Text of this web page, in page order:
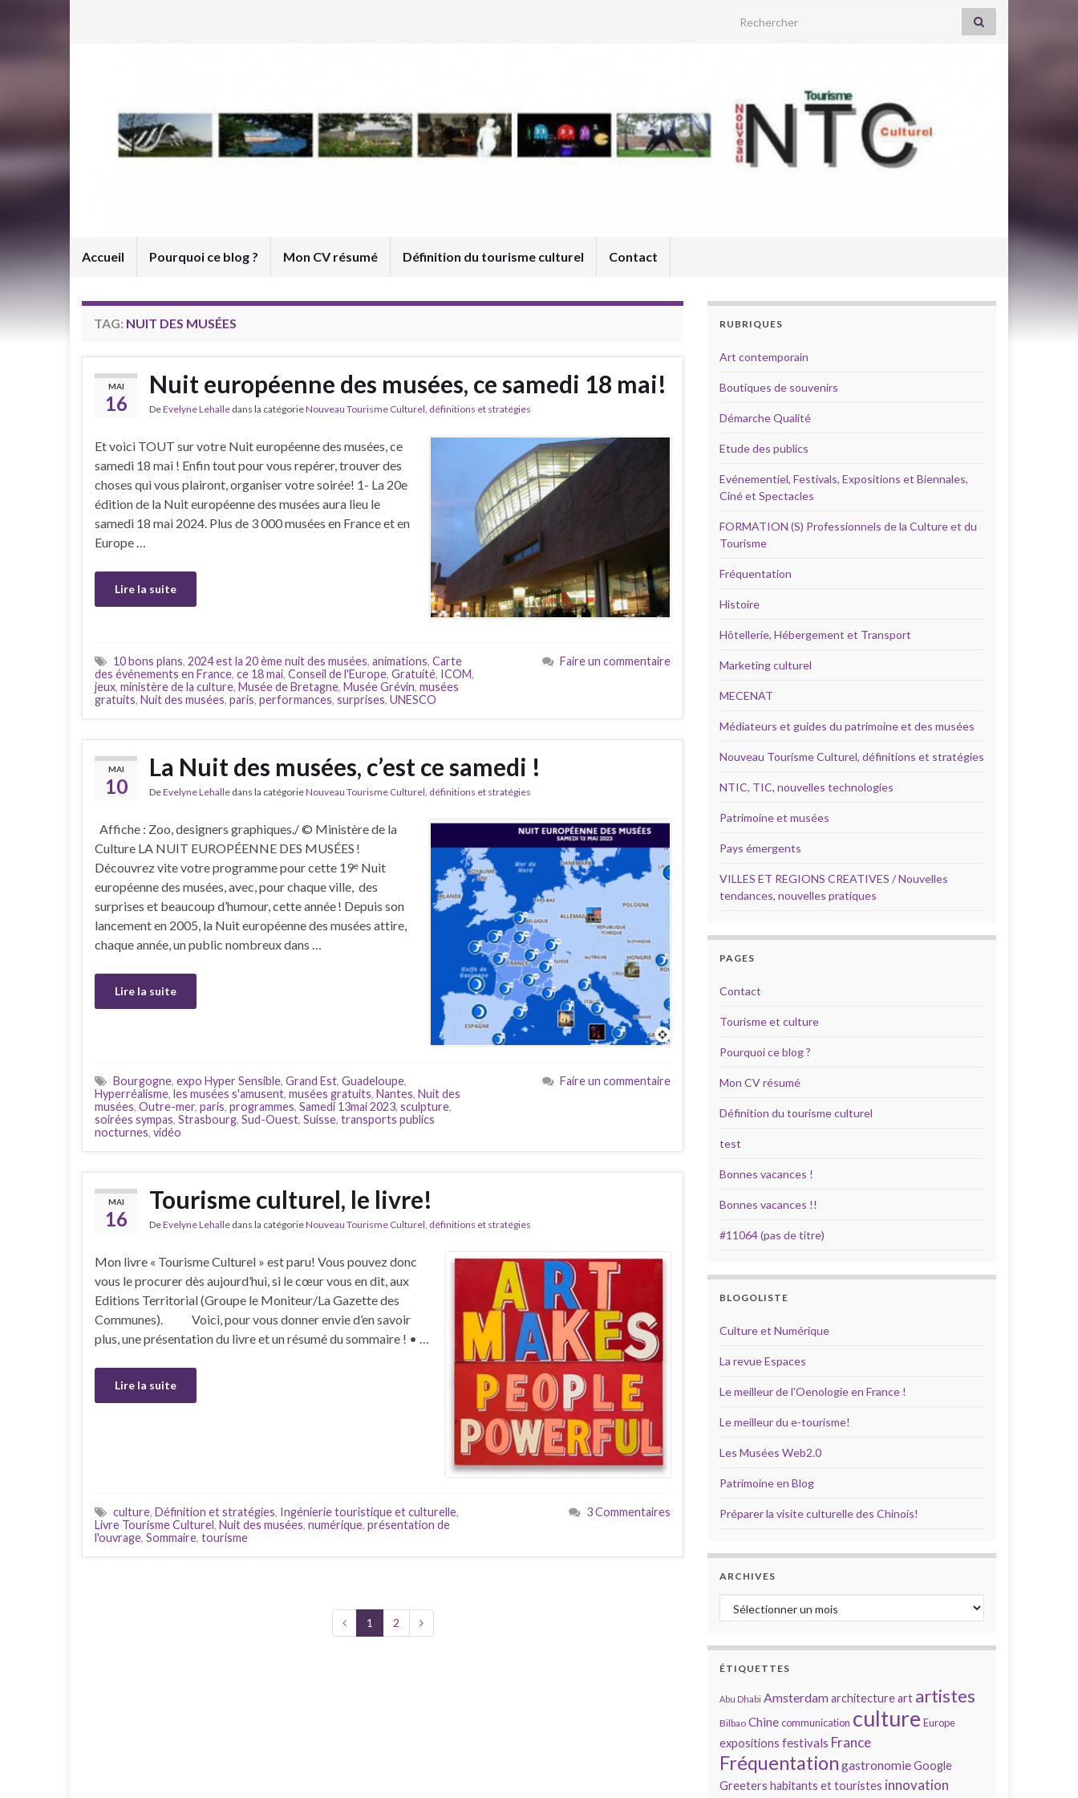
Search for:
Accueil Pourquoi ce blog ? Mon CV résumé Définition du tourisme culturel Contact
TAG: NUIT DES MUSÉES
MAI
16
Nuit européenne des musées, ce samedi 18 mai!
DeEvelyne Lehalle dans la catégorieNouveau Tourisme Culturel, définitions et stratégies
Et voici TOUT sur votre Nuit européenne des musées, ce
samedi 18 mai ! Enfin tout pour vous repérer, trouver des
choses qui vous plairont, organiser votre soirée! 1- La 20e
édition de la Nuit européenne des musées aura lieu le
samedi 18 mai 2024. Plus de 3 000 musées en France et en
Europe …
Lire la suite
10 bons plans, 2024 est la 20 ème nuit des musées, animations, Carte
des événements en France, ce 18 mai, Conseil de l'Europe, Gratuité, ICOM,
jeux, ministère de la culture, Musée de Bretagne, Musée Grévin, musées
gratuits, Nuit des musées, paris, performances, surprises, UNESCO
Faire un commentaire
MAI
10
La Nuit des musées, c’est ce samedi !
DeEvelyne Lehalle dans la catégorieNouveau Tourisme Culturel, définitions et stratégies
Affiche : Zoo, designers graphiques./ © Ministère de la
Culture LA NUIT EUROPÉENNE DES MUSÉES !
Découvrez vite votre programme pour cette 19ᵉ Nuit
européenne des musées, avec, pour chaque ville, des
surprises et beaucoup d’humour, cette année ! Depuis son
lancement en 2005, la Nuit européenne des musées attire,
chaque année, un public nombreux dans …
Lire la suite
Bourgogne, expo Hyper Sensible, Grand Est, Guadeloupe,
Hyperréalisme, les musées s'amusent, musées gratuits, Nantes, Nuit des
musées, Outre-mer, paris, programmes, Samedi 13mai 2023, sculpture,
soirées sympas, Strasbourg, Sud-Ouest, Suisse, transports publics
nocturnes, vidéo
Faire un commentaire
MAI
16
Tourisme culturel, le livre!
DeEvelyne Lehalle dans la catégorieNouveau Tourisme Culturel, définitions et stratégies
Mon livre « Tourisme Culturel » est paru! Vous pouvez donc
vous le procurer dès aujourd’hui, si le cœur vous en dit, aux
Editions Territorial (Groupe le Moniteur/La Gazette des
Communes). Voici, pour vous donner envie d’en savoir
plus, une présentation du livre et un résumé du sommaire ! • …
Lire la suite
culture, Définition et stratégies, Ingénierie touristique et culturelle,
Livre Tourisme Culturel, Nuit des musées, numérique, présentation de
l'ouvrage, Sommaire, tourisme
3 Commentaires
1 2
RUBRIQUES
Art contemporain
Boutiques de souvenirs
Démarche Qualité
Etude des publics
Evénementiel, Festivals, Expositions et Biennales,
Ciné et Spectacles
FORMATION (S) Professionnels de la Culture et du
Tourisme
Fréquentation
Histoire
Hôtellerie, Hébergement et Transport
Marketing culturel
MECENAT
Médiateurs et guides du patrimoine et des musées
Nouveau Tourisme Culturel, définitions et stratégies
NTIC, TIC, nouvelles technologies
Patrimoine et musées
Pays émergents
VILLES ET REGIONS CREATIVES / Nouvelles
tendances, nouvelles pratiques
PAGES
Contact
Tourisme et culture
Pourquoi ce blog ?
Mon CV résumé
Définition du tourisme culturel
test
Bonnes vacances !
Bonnes vacances !!
#11064 (pas de titre)
BLOGOLISTE
Culture et Numérique
La revue Espaces
Le meilleur de l'Oenologie en France !
Le meilleur du e-tourisme!
Les Musées Web2.0
Patrimoine en Blog
Préparer la visite culturelle des Chinois!
ARCHIVES
Archives
ÉTIQUETTES
Abu Dhabi Amsterdamarchitectureart artistes
Bilbao Chinecommunication culture Europe
expositions festivals France
Fréquentation gastronomieGoogle
Greeters habitants et touristes innovation